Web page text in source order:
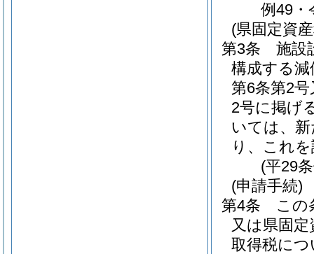
例49・
(県固定資
第3条
施設
構成する減
第6条第2
2号に掲げ
いては、
り、これ
(平29
(申請手続)
第4条
この
又は県固
取得税に